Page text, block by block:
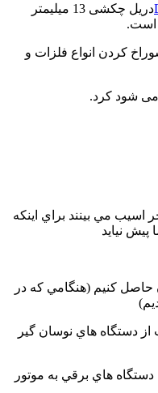
دریل چکشی 13 میلیمتر
برای سوراخ کردن انواع فلزات و
می شود کرد.
اسيب مي بينند براي اينکه
پيش نيايد
حاصل کنيم (هنگامي که در
دستگاه هاي نوسان گير
هاي برقي به موتور